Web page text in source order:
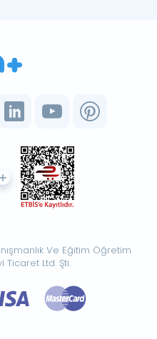
Ve Eğitim Öğretim
Ticaret Ltd. Şti.